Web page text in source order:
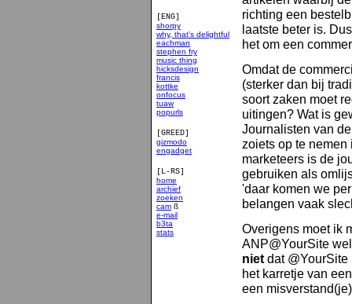
[ENG]
shorpy
why, that's delightful
eachman
stephen fry
music thing
hicksdesign
francis
kottke
onfocus
tuaw
popurls
[GREED]
gizmodo
engadget
[L-RS]
home
archief
zoeken
cam ß
e-mail
b3ta
stats
richting een
laatste beter is.
het om een
Omdat de
(sterker dan bij
soort zaken moet
uitingen? Wat is
Journalisten van
zoiets op te nemen
marketeers is de
gebruiken als
'daar komen we
belangen vaak
Overigens moet ik
ANP@YourSite
niet dat
het karretje van
een